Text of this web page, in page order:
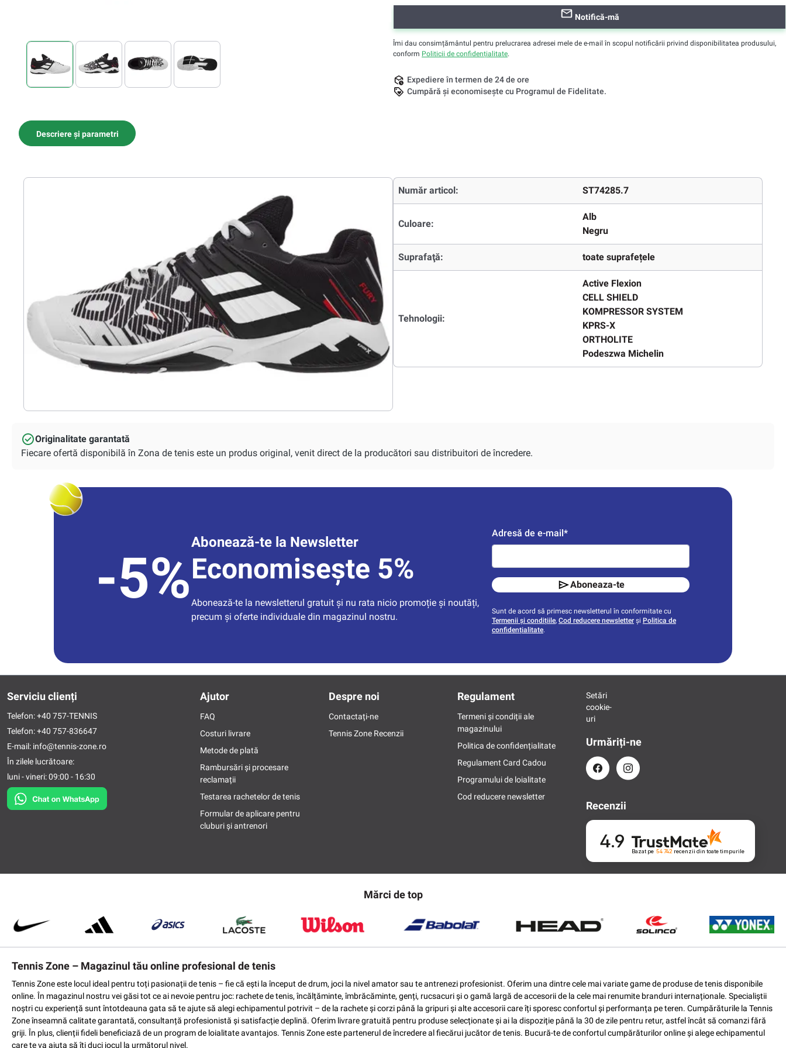
Notifică-mă
Îmi dau consimțământul pentru prelucrarea adresei mele de e-mail în scopul notificării privind disponibilitatea produsului,
conform Politicii de confidențialitate.
Expediere în termen de 24 de ore
Cumpără și economisește cu Programul de Fidelitate.
Descriere și parametri
Număr articol: ST74285.7
Culoare:
Alb
Negru
Suprafaţă: toate suprafețele
Tehnologii:
Active Flexion
CELL SHIELD
KOMPRESSOR SYSTEM
KPRS-X
ORTHOLITE
Podeszwa Michelin
Originalitate garantată
Fiecare ofertă disponibilă în Zona de tenis este un produs original, venit direct de la producători sau distribuitori de încredere.
-5%
Abonează-te la Newsletter
Economisește 5%
Abonează-te la newsletterul gratuit și nu rata nicio promoție și noutăți,
precum și oferte individuale din magazinul nostru.
Adresă de e-mail*
Aboneaza-te
Sunt de acord să primesc newsletterul în conformitate cu
Termenii și condițiile, Cod reducere newsletter și Politica de
confidențialitate.
Serviciu clienți
Telefon:+40 757-TENNIS
Telefon:+40 757-836647
E-mail: info@tennis-zone.ro
În zilele lucrătoare:
luni - vineri: 09:00 - 16:30
Ajutor
FAQ
Costuri livrare
Metode de plată
Rambursări și procesare
reclamații
Testarea rachetelor de tenis
Formular de aplicare pentru
cluburi și antrenori
Despre noi
Contactați-ne
Tennis Zone Recenzii
Regulament
Termeni și condiții ale
magazinului
Politica de confidențialitate
Regulament Card Cadou
Programului de loialitate
Cod reducere newsletter
Setări
cookie-
uri
Urmăriți-ne
Recenzii
4.9 Bazat pe 54 742 recenzii din toate timpurile
Mărci de top
Tennis Zone – Magazinul tău online profesional de tenis
Tennis Zone este locul ideal pentru toți pasionații de tenis – fie că ești la început de drum, joci la nivel amator sau te antrenezi profesionist. Oferim una dintre cele mai variate game de produse de tenis disponibile
online. În magazinul nostru vei găsi tot ce ai nevoie pentru joc: rachete de tenis, încălțăminte, îmbrăcăminte, genți, rucsacuri și o gamă largă de accesorii de la cele mai renumite branduri internaționale. Specialiștii
noștri cu experiență sunt întotdeauna gata să te ajute să alegi echipamentul potrivit – de la rachete și corzi până la gripuri și alte accesorii care îți sporesc confortul și performanța pe teren. Cumpărăturile la Tennis
Zone înseamnă calitate garantată, consultanță profesionistă și satisfacție deplină. Oferim livrare gratuită pentru produse selecționate și ai la dispoziție până la 30 de zile pentru retur, astfel încât să comanzi fără
griji. În plus, clienții fideli beneficiază de un program de loialitate avantajos. Tennis Zone este partenerul de încredere al fiecărui jucător de tenis. Bucură-te de confortul cumpărăturilor online și alege echipamentul
care te va ajuta să îți duci jocul la următorul nivel.